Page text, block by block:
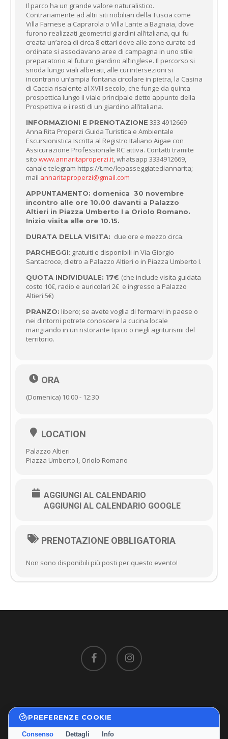
PREFERENZE COOKIE
Consenso Dettagli Info
Il parco ha un grande valore naturalistico.
Contrariamente ad altri siti nobiliari della Tuscia come
Villa Farnese a Caprarola o Villa Lante a Bagnaia, dove
furono realizzati geometrici giardini all’italiana, qui fu
creata un’area di circa 8 ettari dove alle zone curate ed
ordinate si associavano aree di campagna in uno stile
preparatorio al futuro giardino all’inglese. Il percorso si
snoda lungo viali alberati, alle cui intersezioni si
incontrano un’ampia fontana circolare in pietra, la Casina
di Caccia risalente al XVIII secolo, che funge da quinta
prospettica lungo il viale principale detto appunto della
Prospettiva e i resti di un giardino all’italiana.
INFORMAZIONI E PRENOTAZIONE 333 4912669
Anna Rita Properzi Guida Turistica e Ambientale
Escursionistica Iscritta al Registro Italiano Aigae con
Assicurazione Professionale RC attiva. Contatti tramite
sito www.annaritaproperzi.it, whatsapp 3334912669,
canale telegram https://t.me/lepasseggiatediannarita;
mail annaritaproperzi@gmail.com
APPUNTAMENTO: domenica 30 novembre
incontro alle ore 10.00 davanti a Palazzo
Altieri in Piazza Umberto I a Oriolo Romano.
Inizio visita alle ore 10.15.
DURATA DELLA VISITA: due ore e mezzo circa.
PARCHEGGI: gratuiti e disponibili in Via Giorgio
Santacroce, dietro a Palazzo Altieri o in Piazza Umberto I.
QUOTA INDIVIDUALE: 17€ (che include visita guidata
costo 10€, radio e auricolari 2€ e ingresso a Palazzo
Altieri 5€)
PRANZO: libero; se avete voglia di fermarvi in paese o
nei dintorni potrete conoscere la cucina locale
mangiando in un ristorante tipico o negli agriturismi del
territorio.
ORA
(Domenica) 10:00 - 12:30
LOCATION
Palazzo Altieri
Piazza Umberto I, Oriolo Romano
AGGIUNGI AL CALENDARIO
AGGIUNGI AL CALENDARIO GOOGLE
PRENOTAZIONE OBBLIGATORIA
Non sono disponibili più posti per questo evento!
facebook instagram
Termini e Condizioni